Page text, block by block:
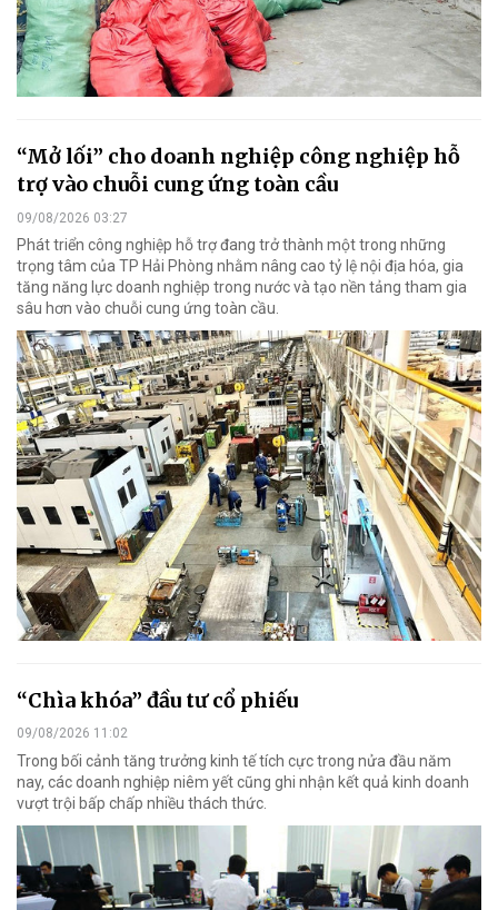
“Mở lối” cho doanh nghiệp công nghiệp hỗ
trợ vào chuỗi cung ứng toàn cầu
09/08/2026 03:27
Phát triển công nghiệp hỗ trợ đang trở thành một trong những
trọng tâm của TP Hải Phòng nhằm nâng cao tỷ lệ nội địa hóa, gia
tăng năng lực doanh nghiệp trong nước và tạo nền tảng tham gia
sâu hơn vào chuỗi cung ứng toàn cầu.
“Chìa khóa” đầu tư cổ phiếu
09/08/2026 11:02
Trong bối cảnh tăng trưởng kinh tế tích cực trong nửa đầu năm
nay, các doanh nghiệp niêm yết cũng ghi nhận kết quả kinh doanh
vượt trội bấp chấp nhiều thách thức.